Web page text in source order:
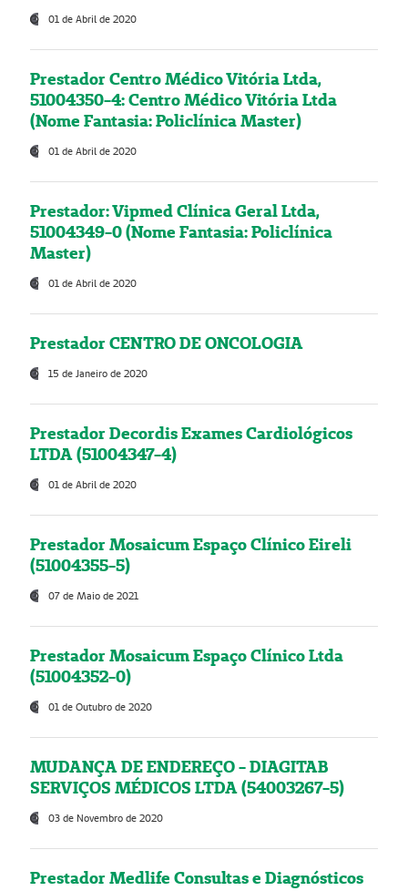
01 de Abril de 2020
Prestador Centro Médico Vitória Ltda,
51004350-4: Centro Médico Vitória Ltda
(Nome Fantasia: Policlínica Master)
01 de Abril de 2020
Prestador: Vipmed Clínica Geral Ltda,
51004349-0 (Nome Fantasia: Policlínica
Master)
01 de Abril de 2020
Prestador CENTRO DE ONCOLOGIA
15 de Janeiro de 2020
Prestador Decordis Exames Cardiológicos
LTDA (51004347-4)
01 de Abril de 2020
Prestador Mosaicum Espaço Clínico Eireli
(51004355-5)
07 de Maio de 2021
Prestador Mosaicum Espaço Clínico Ltda
(51004352-0)
01 de Outubro de 2020
MUDANÇA DE ENDEREÇO - DIAGITAB
SERVIÇOS MÉDICOS LTDA (54003267-5)
03 de Novembro de 2020
Prestador Medlife Consultas e Diagnósticos